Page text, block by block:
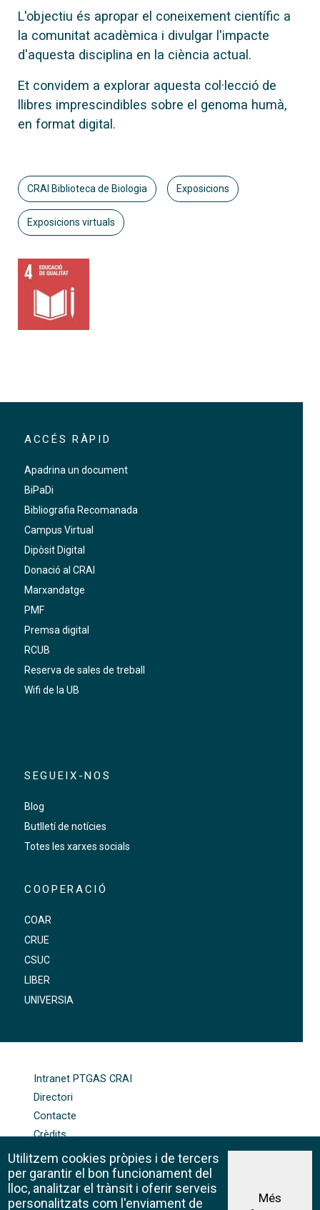
L'objectiu és apropar el coneixement científic a
la comunitat acadèmica i divulgar l'impacte
d'aquesta disciplina en la ciència actual.
Et convidem a explorar aquesta col·lecció de
llibres imprescindibles sobre el genoma humà,
en format digital.
CRAI Biblioteca de Biologia Exposicions
Exposicions virtuals
ACCÉS RÀPID
Apadrina un document
BiPaDi
Bibliografia Recomanada
Campus Virtual
Dipòsit Digital
Donació al CRAI
Marxandatge
PMF
Premsa digital
RCUB
Reserva de sales de treball
Wifi de la UB
SEGUEIX-NOS
Blog
Butlletí de notícies
Totes les xarxes socials
COOPERACIÓ
COAR
CRUE
CSUC
LIBER
UNIVERSIA
Intranet PTGAS CRAI
Directori
Contacte
Crèdits
Mapa web
Política de galetes
Utilitzem cookies pròpies i de tercers
per garantir el bon funcionament del
lloc, analitzar el trànsit i oferir serveis
personalitzats com l'enviament de
Més